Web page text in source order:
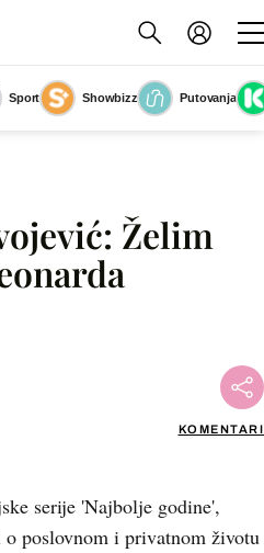
Sport Showbizz
Putovanja
Slika nije dostupna
Želim
KOMENTARI
serije 'Najbolje godine',
poslovnom i privatnom životu